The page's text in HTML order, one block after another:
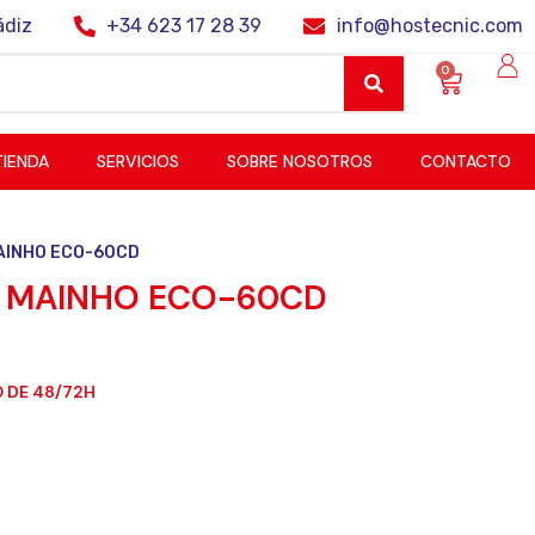
+34 623 17 28 39 info@hostecnic.com
0
SERVICIOS SOBRE NOSOTROS CONTACTO
ECO-60CD
MAINHO ECO-60CD
DE 48/72H